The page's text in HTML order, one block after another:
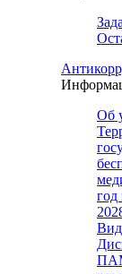
Об
год